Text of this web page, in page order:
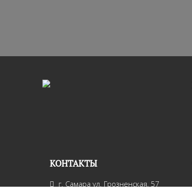
КОНТАКТЫ
г. Самара ул. Грозненская, 57